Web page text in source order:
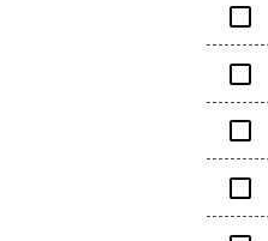
check_box_outline_blank
check_box_outline_blank
check_box_outline_blank
check_box_outline_blank